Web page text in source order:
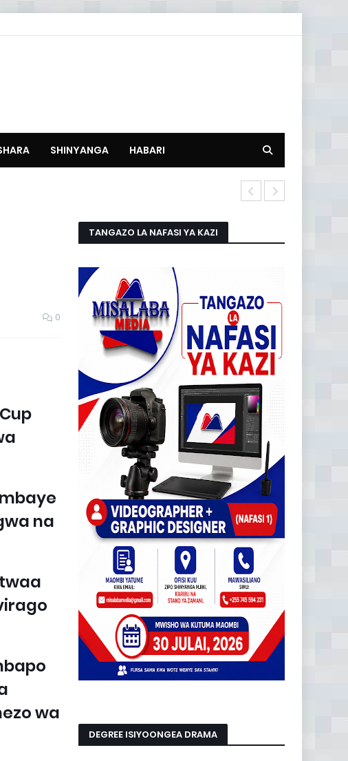
SHINYANGA HABARI
0
na
wa
TANGAZO LA NAFASI YA KAZI
DEGREE ISIYOONGEA DRAMA